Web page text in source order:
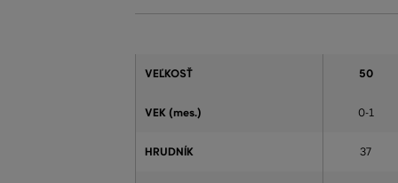
VEĽKOSŤ 50
VEK (mes.) 0-1
HRUDNÍK 37